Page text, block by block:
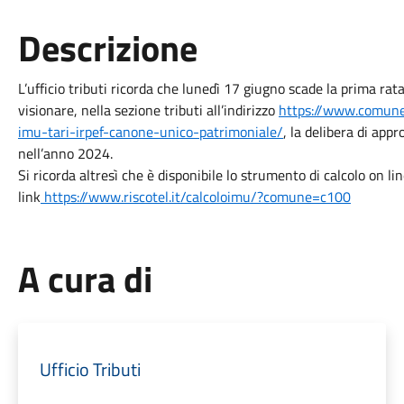
Descrizione
L’ufficio tributi ricorda che lunedì 17 giugno scade la prima
visionare, nella sezione tributi all’indirizzo https://
imu-tari-irpef-canone-unico-patrimoniale/, la delibera di
nell’anno 2024.
Si ricorda altresì che è disponibile lo strumento di calcolo on
linkhttps://www.riscotel.it/calcoloimu/?comune=c100
A cura di
Ufficio Tributi